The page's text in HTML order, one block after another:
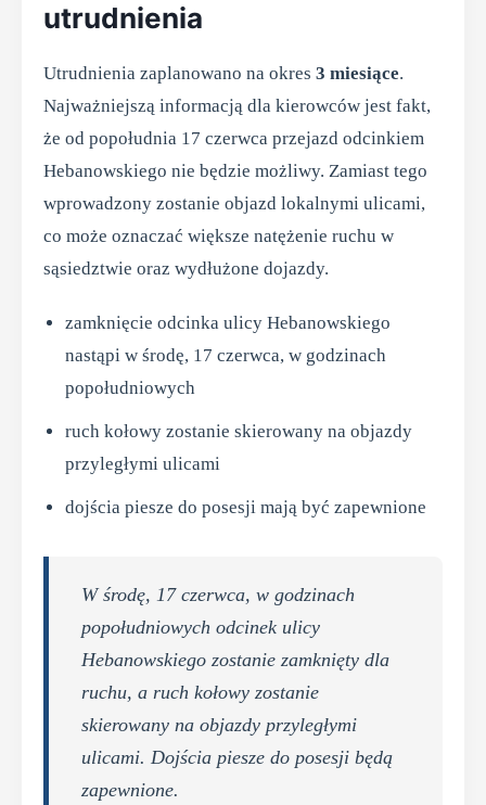
utrudnienia
Utrudnienia zaplanowano na okres 3 miesiące.
Najważniejszą informacją dla kierowców jest fakt,
że od popołudnia 17 czerwca przejazd odcinkiem
Hebanowskiego nie będzie możliwy. Zamiast tego
wprowadzony zostanie objazd lokalnymi ulicami,
co może oznaczać większe natężenie ruchu w
sąsiedztwie oraz wydłużone dojazdy.
zamknięcie odcinka ulicy Hebanowskiego
nastąpi w środę, 17 czerwca, w godzinach
popołudniowych
ruch kołowy zostanie skierowany na objazdy
przyległymi ulicami
dojścia piesze do posesji mają być zapewnione
W środę, 17 czerwca, w godzinach
popołudniowych odcinek ulicy
Hebanowskiego zostanie zamknięty dla
ruchu, a ruch kołowy zostanie
skierowany na objazdy przyległymi
ulicami. Dojścia piesze do posesji będą
zapewnione.